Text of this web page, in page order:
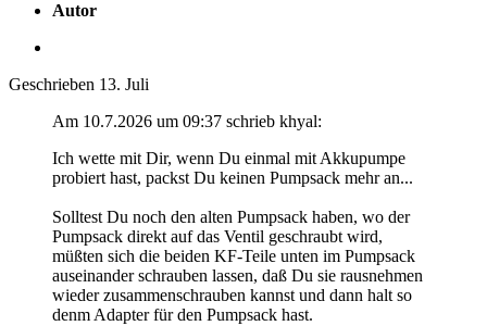
Autor
Geschrieben 13. Juli
Am 10.7.2026 um 09:37 schrieb khyal:
Ich wette mit Dir, wenn Du einmal mit Akkupumpe
probiert hast, packst Du keinen Pumpsack mehr an...
Solltest Du noch den alten Pumpsack haben, wo der
Pumpsack direkt auf das Ventil geschraubt wird,
müßten sich die beiden KF-Teile unten im Pumpsack
auseinander schrauben lassen, daß Du sie rausnehmen
wieder zusammenschrauben kannst und dann halt so
denm Adapter für den Pumpsack hast.